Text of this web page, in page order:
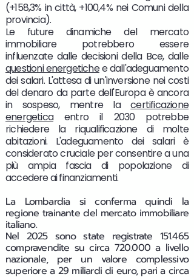
(+158,3% in città, +100,4% nei Comuni della
provincia).
Le future dinamiche del mercato
immobiliare potrebbero essere
influenzate dalle decisioni della Bce, dalle
questioni energetichee dall'adeguamento
dei salari. L'attesa di un'inversione nei costi
del denaro da parte dell'Europa è ancora
in sospeso, mentre lacertificazione
energeticaentro il 2030 potrebbe
richiedere la riqualificazione di molte
abitazioni. L'adeguamento dei salari è
considerato cruciale per consentire a una
più ampia fascia di popolazione di
accedere ai finanziamenti.
La Lombardia si conferma quindi la
regione trainante del mercato immobiliare
italiano.
Nel 2025 sono state registrate 151.465
compravendite su circa 720.000 a livello
nazionale, per un valore complessivo
superiore a 29 miliardi di euro, pari a circa